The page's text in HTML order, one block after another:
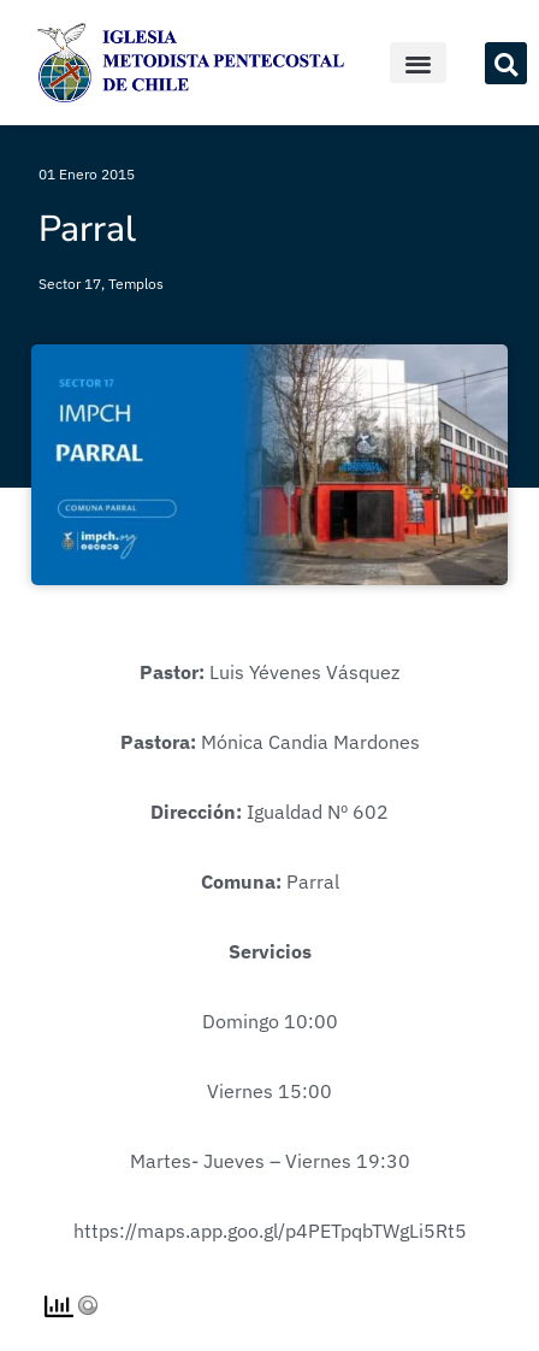
01 Enero 2015
Parral
Sector 17, Templos
Pastor: Luis Yévenes Vásquez
Pastora: Mónica Candia Mardones
Dirección: Igualdad Nº 602
Comuna: Parral
Servicios
Domingo 10:00
Viernes 15:00
Martes- Jueves – Viernes 19:30
https://maps.app.goo.gl/p4PETpqbTWgLi5Rt5